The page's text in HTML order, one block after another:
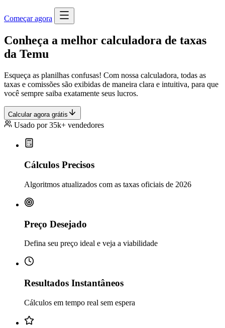
Começar agora
Conheça a melhor calculadora de taxas
da Temu
Esqueça as planilhas confusas! Com nossa calculadora, todas as
taxas e comissões são exibidas de maneira clara e intuitiva, para que
você sempre saiba exatamente seus lucros.
Calcular agora grátis
Usado por 35k+ vendedores
Cálculos Precisos
Algoritmos atualizados com as taxas oficiais de 2026
Preço Desejado
Defina seu preço ideal e veja a viabilidade
Resultados Instantâneos
Cálculos em tempo real sem espera